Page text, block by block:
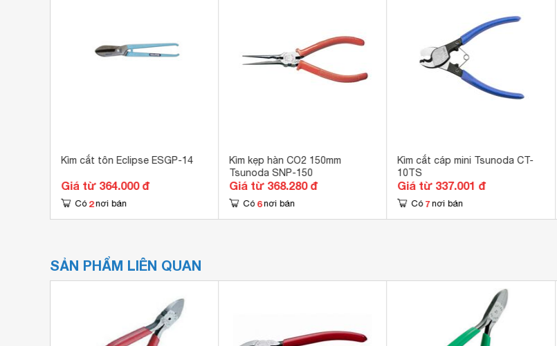
Kìm cắt tôn Eclipse ESGP-14
Giá từ 364.000 đ
Có 2 nơi bán
Kìm kẹp hàn CO2 150mm
Tsunoda SNP-150
Giá từ 368.280 đ
Có 6 nơi bán
Kìm cắt cáp mini Tsunoda CT-
10TS
Giá từ 337.001 đ
Có 7 nơi bán
SẢN PHẨM LIÊN QUAN